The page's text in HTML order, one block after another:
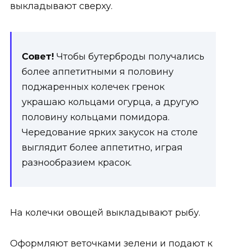
выкладывают сверху.
Совет! Чтобы бутерброды получались
более аппетитными я половину
поджаренных колечек гренок
украшаю кольцами огурца, а другую
половину кольцами помидора.
Чередование ярких закусок на столе
выглядит более аппетитно, играя
разнообразием красок.
На колечки овощей выкладывают рыбу.
Оформляют веточками зелени и подают к